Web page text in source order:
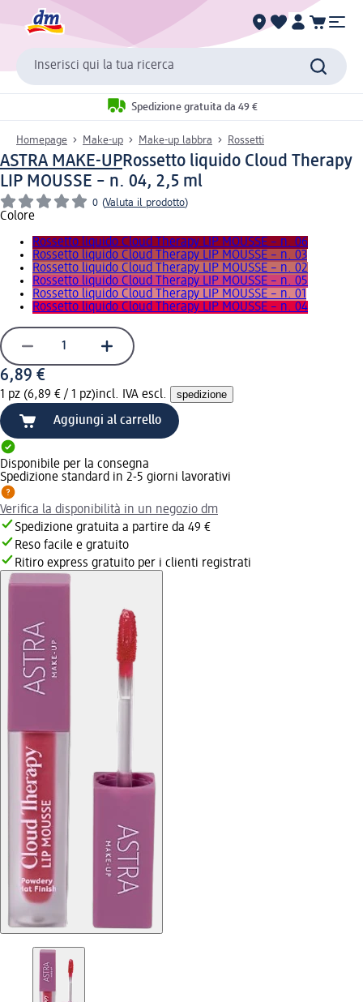
Inserisci qui la tua ricerca
Spedizione gratuita da 49 €
Homepage Make-up Make-up labbra Rossetti
ASTRA MAKE-UPRossetto liquido Cloud Therapy
LIP MOUSSE – n. 04, 2,5 ml
0 (Valuta il prodotto)
Colore
Rossetto liquido Cloud Therapy LIP MOUSSE – n. 06
Rossetto liquido Cloud Therapy LIP MOUSSE – n. 03
Rossetto liquido Cloud Therapy LIP MOUSSE – n. 02
Rossetto liquido Cloud Therapy LIP MOUSSE – n. 05
Rossetto liquido Cloud Therapy LIP MOUSSE – n. 01
Rossetto liquido Cloud Therapy LIP MOUSSE – n. 04
6,89 €
1 pz (6,89 € / 1 pz)incl. IVA escl. spedizione
Aggiungi al carrello
Disponibile per la consegna
Spedizione standard in 2-5 giorni lavorativi
Verifica la disponibilità in un negozio dm
Spedizione gratuita a partire da 49 €
Reso facile e gratuito
Ritiro express gratuito per i clienti registrati